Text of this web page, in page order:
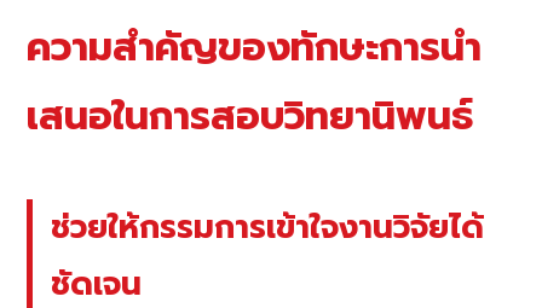
ความสำคัญของทักษะการนำ
เสนอในการสอบวิทยานิพนธ์
ช่วยให้กรรมการเข้าใจงานวิจัยได้
ชัดเจน